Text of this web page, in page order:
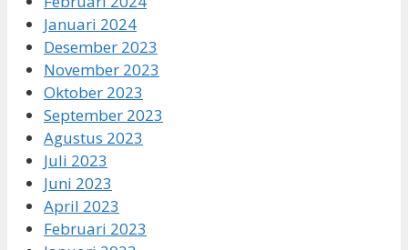
Januari 2024
Desember 2023
November 2023
Oktober 2023
September 2023
Agustus 2023
Juli 2023
Juni 2023
April 2023
Februari 2023